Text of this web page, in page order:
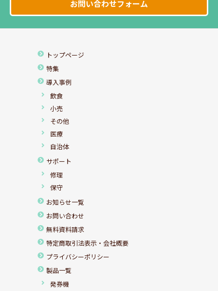
お問い合わせフォーム
トップページ
特集
導入事例
飲食
小売
その他
医療
自治体
サポート
修理
保守
お知らせ一覧
お問い合わせ
無料資料請求
特定商取引法表示・会社概要
プライバシーポリシー
製品一覧
発券機